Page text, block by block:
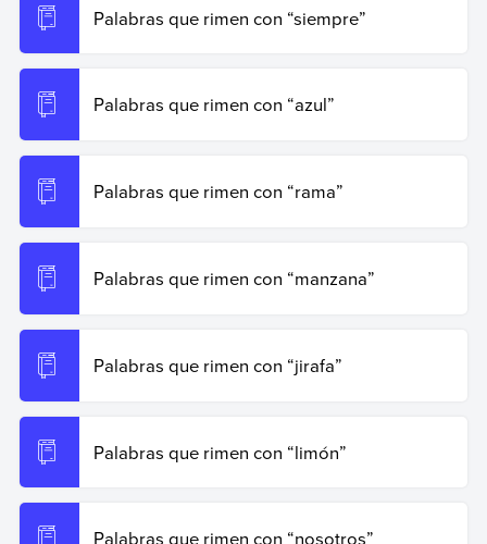
Palabras que rimen con “siempre”
Palabras que rimen con “azul”
Palabras que rimen con “rama”
Palabras que rimen con “manzana”
Palabras que rimen con “jirafa”
Palabras que rimen con “limón”
Palabras que rimen con “nosotros”